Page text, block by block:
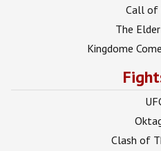
Call of
The
Kingdome
Clash of